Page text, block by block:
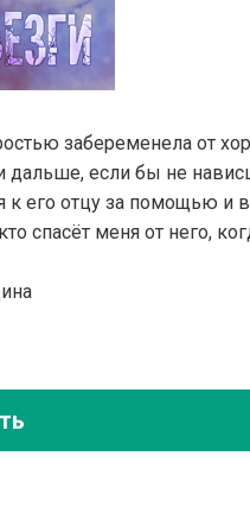
забеременела от
дальше, если бы не
его отцу за помощью и
спасёт меня от него,